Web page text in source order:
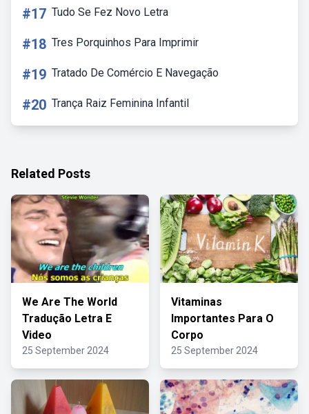
#17 Tudo Se Fez Novo Letra
#18 Tres Porquinhos Para Imprimir
#19 Tratado De Comércio E Navegação
#20 Trança Raiz Feminina Infantil
Related Posts
We Are The World
Tradução Letra E
Video
25 September 2024
Vitaminas
Importantes Para O
Corpo
25 September 2024